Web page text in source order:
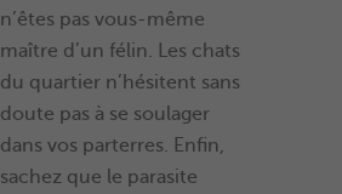
n’êtes pas vous-même
maître d’un félin. Les chats
du quartier n’hésitent sans
doute pas à se soulager
dans vos parterres. Enfin,
sachez que le parasite